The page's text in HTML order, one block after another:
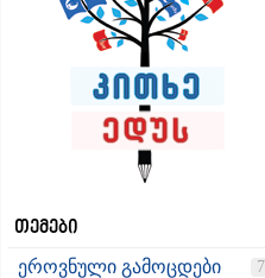
თემები
ეროვნული გამოცდები